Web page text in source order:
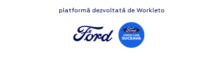
platformă dezvoltată de Workleto